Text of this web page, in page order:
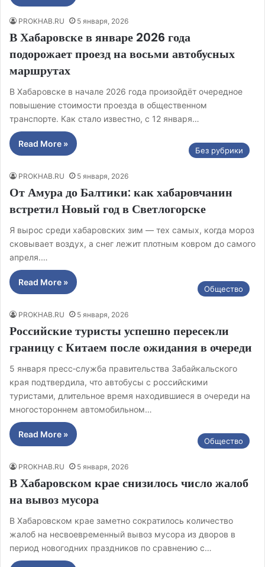
PROKHAB.RU 5 января, 2026
В Хабаровске в январе 2026 года
подорожает проезд на восьми автобусных
маршрутах
В Хабаровске в начале 2026 года произойдёт очередное
повышение стоимости проезда в общественном
транспорте. Как стало известно, с 12 января…
Read More »
Без рубрики
PROKHAB.RU 5 января, 2026
От Амура до Балтики: как хабаровчанин
встретил Новый год в Светлогорске
Я вырос среди хабаровских зим — тех самых, когда мороз
сковывает воздух, а снег лежит плотным ковром до самого
апреля.…
Read More »
Общество
PROKHAB.RU 5 января, 2026
Российские туристы успешно пересекли
границу с Китаем после ожидания в очереди
5 января пресс‑служба правительства Забайкальского
края подтвердила, что автобусы с российскими
туристами, длительное время находившиеся в очереди на
многостороннем автомобильном…
Read More »
Общество
PROKHAB.RU 5 января, 2026
В Хабаровском крае снизилось число жалоб
на вывоз мусора
В Хабаровском крае заметно сократилось количество
жалоб на несвоевременный вывоз мусора из дворов в
период новогодних праздников по сравнению с…